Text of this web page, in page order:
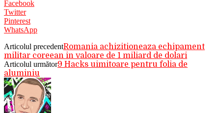
Facebook
Twitter
Pinterest
WhatsApp
Articolul precedentRomania achizitioneaza echipament
militar coreean in valoare de 1 miliard de dolari
Articolul următor9 Hacks uimitoare pentru folia de
aluminiu